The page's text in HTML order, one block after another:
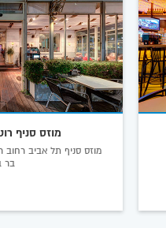
מוזס סניף
מוזס סניף תל אביב רחוב
בר